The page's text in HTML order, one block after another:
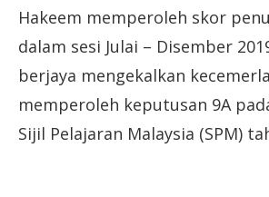
Hakeem memperoleh skor
dalam sesi Julai – Disember
berjaya mengekalkan
memperoleh keputusan 9A
Sijil Pelajaran Malaysia (SPM)